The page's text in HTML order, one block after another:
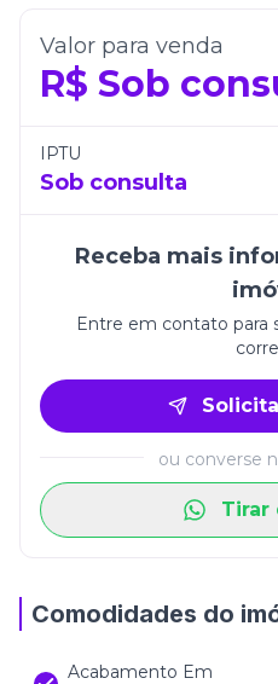
Cada espaço foi
e estilo, tornando este
oportunidade em
Valor para venda
R$ Sob
IPTU
Sob consulta
Receba mais
Entre em contato para
ou converse
Tirar
Comodidades do
Acabamento Em